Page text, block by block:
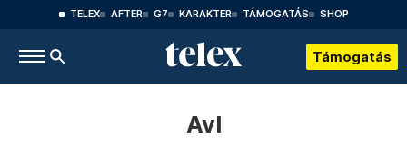
TELEX AFTER G7 KARAKTER TÁMOGATÁS SHOP
Támogatás
Avl